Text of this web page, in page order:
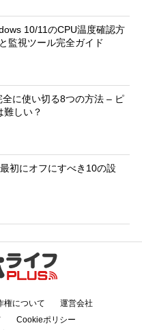
10/11のCPU温度確認方
監視ツール完全ガイド
全に使い切る8つの方法 – ピ
難しい？
初にオフにすべき10の設
権について
運営会社
Cookieポリシー